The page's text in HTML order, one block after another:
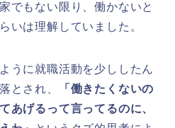
でもない限り、働かないと
いは理解していました。
うに就職活動を少ししたん
とされ、
「働きたくないの
あげるって言ってるのに、